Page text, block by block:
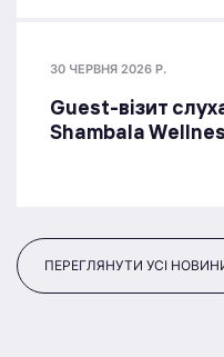
30 ЧЕРВНЯ 2026 Р.
Guest-візит
Shambala
ПЕРЕГЛЯНУТИ УСІ